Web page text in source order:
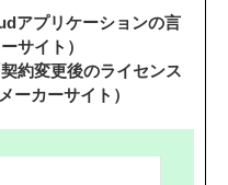
アプリケーションの言
サイト）
約変更後のライセンス
ーカーサイト）